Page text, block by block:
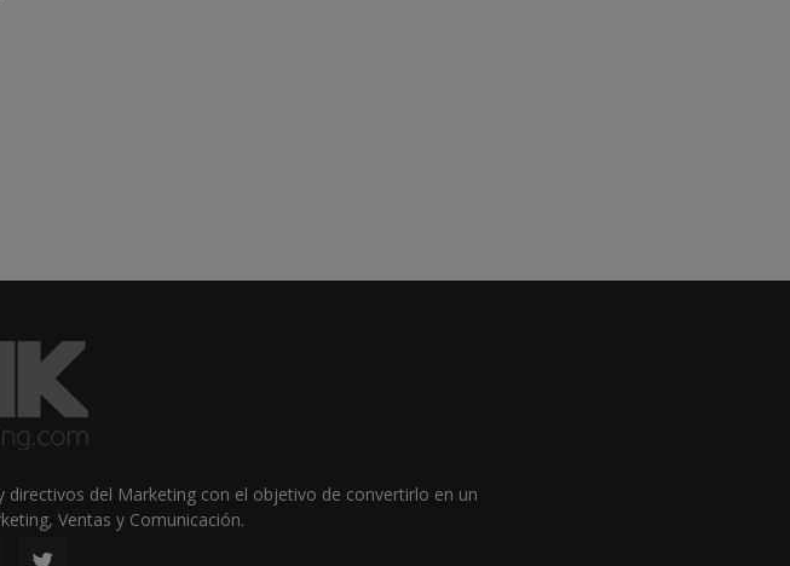
del Marketing con el objetivo de convertirlo en un
Ventas y Comunicación.